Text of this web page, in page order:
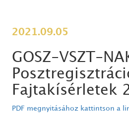
2021.09.05
GOSZ-VSZT-
Fajtakísérletek
PDF megnyitásához kattintson a